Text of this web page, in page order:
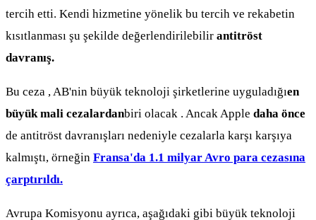
tercih etti. Kendi hizmetine yönelik bu tercih ve rekabetin
kısıtlanması şu şekilde değerlendirilebilir antitröst
davranış.
Bu ceza , AB'nin büyük teknoloji şirketlerine uyguladığıen
büyük mali cezalardanbiri olacak . Ancak Apple daha önce
de antitröst davranışları nedeniyle cezalarla karşı karşıya
kalmıştı, örneğin Fransa'da 1.1 milyar Avro para cezasına
çarptırıldı.
Avrupa Komisyonu ayrıca, aşağıdaki gibi büyük teknoloji